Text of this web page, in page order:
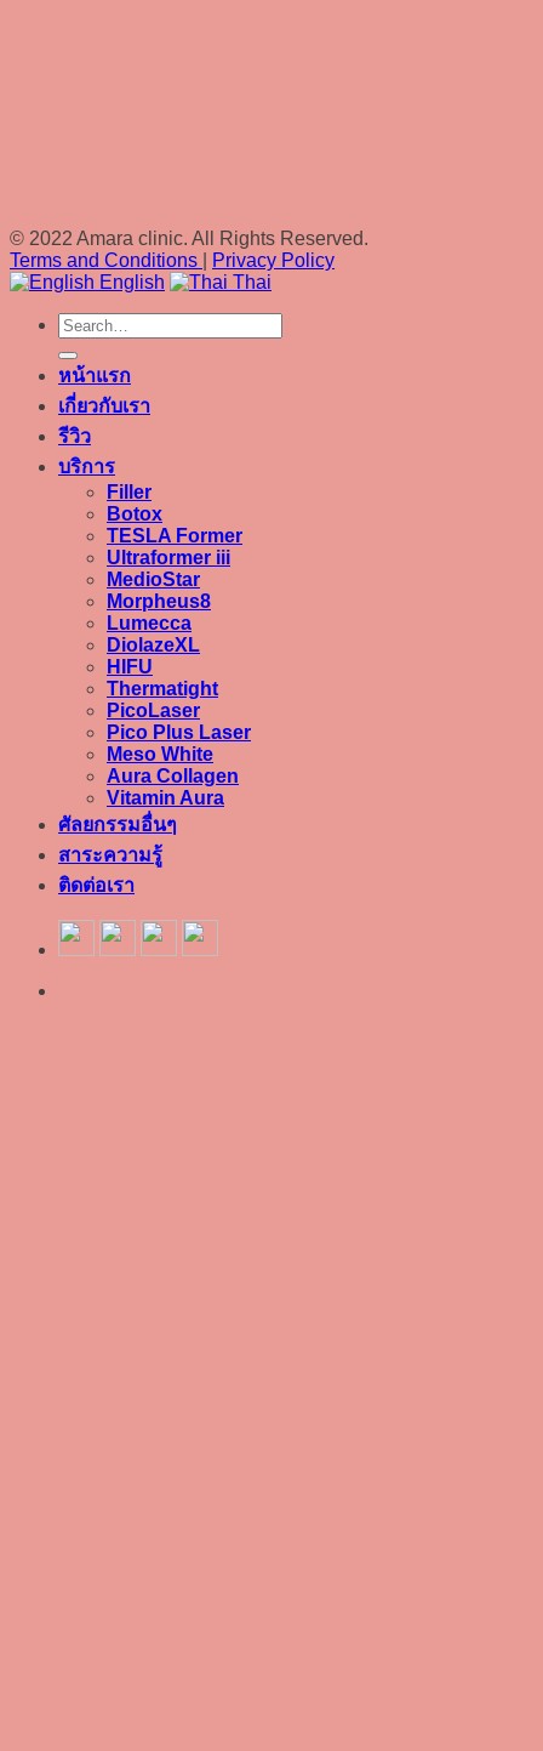
© 2022 Amara clinic. All Rights Reserved.
Terms and Conditions
Privacy Policy
English
Thai
หน้าแรก
เกี่ยวกับเรา
รีวิว
บริการ
Filler
Botox
TESLA Former
Ultraformer iii
MedioStar
Morpheus8
Lumecca
DiolazeXL
HIFU
Thermatight
PicoLaser
Pico Plus Laser
Meso White
Aura Collagen
Vitamin Aura
ศัลยกรรมอื่นๆ
สาระความรู้
ติดต่อเรา